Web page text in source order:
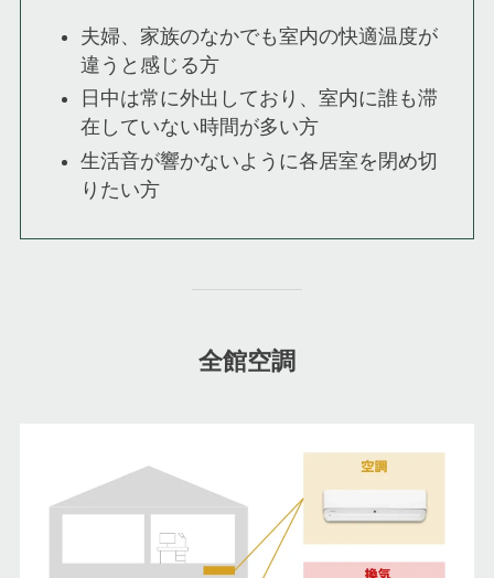
夫婦、家族のなかでも室内の快適温度が
違うと感じる方
日中は常に外出しており、室内に誰も滞
在していない時間が多い方
生活音が響かないように各居室を閉め切
りたい方
全館空調